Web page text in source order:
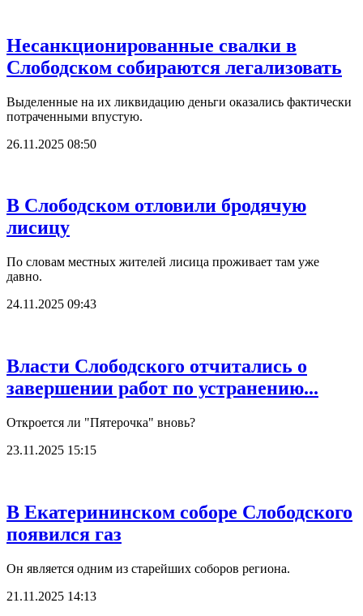
Несанкционированные свалки в
Слободском собираются легализовать
Выделенные на их ликвидацию деньги оказались фактически
потраченными впустую.
26.11.2025 08:50
В Слободском отловили бродячую
лисицу
По словам местных жителей лисица проживает там уже
давно.
24.11.2025 09:43
Власти Слободского отчитались о
завершении работ по устранению...
Откроется ли "Пятерочка" вновь?
23.11.2025 15:15
В Екатерининском соборе Слободского
появился газ
Он является одним из старейших соборов региона.
21.11.2025 14:13